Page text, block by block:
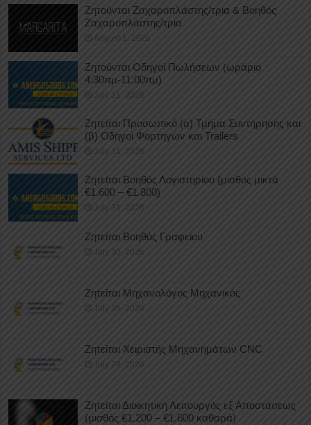
Ζητούνται Ζαχαροπλάστης/τρια & Βοηθός
Ζαχαροπλάστης/τρια
August 1, 2026
Ζητούνται Οδηγοί Πωλήσεων (ωράριο
4:30πμ-11:00πμ)
July 31, 2026
Ζητείται Προσωπικό (α) Τμήμα Συντήρησης και
(β) Οδηγοί Φορτηγών και Trailers
July 31, 2026
Ζητείται Βοηθός Λογιστηρίου (μισθός μικτά
€1.600 – €1.800)
July 31, 2026
Ζητείται Βοηθός Γραφείου
July 30, 2026
Ζητείται Μηχανολόγος Μηχανικός
July 30, 2026
Ζητείται Χειριστής Μηχανημάτων CNC
July 29, 2026
Ζητείται Διοικητική Λειτουργός εξ Αποστάσεως
(μισθός €1.200 – €1.600 καθαρά)